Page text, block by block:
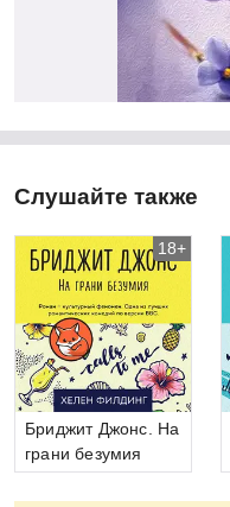
Слушайте также
Бриджит Джонс. На
грани безумия
18+